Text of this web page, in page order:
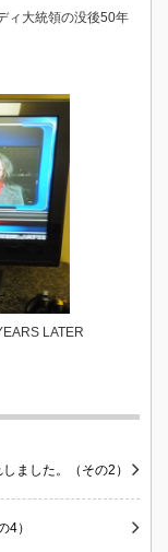
ィ大統領の没後50年
LATER
ました。（その2）
）